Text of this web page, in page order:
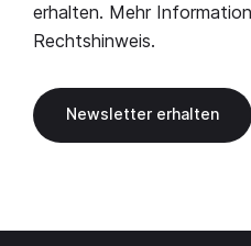
erhalten. Mehr
Rechtshinweis.